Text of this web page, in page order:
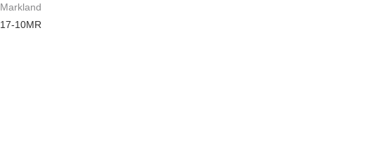
Markland
17-10MR